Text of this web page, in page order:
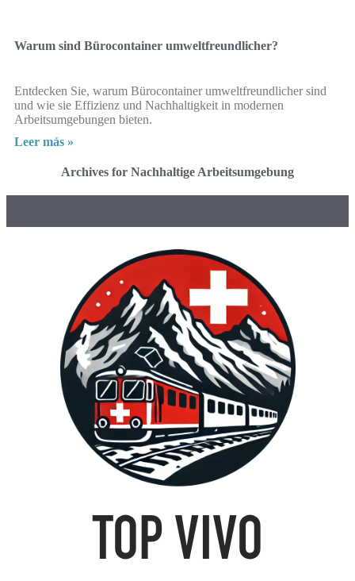
Warum sind Bürocontainer umweltfreundlicher?
Entdecken Sie, warum Bürocontainer umweltfreundlicher sind
und wie sie Effizienz und Nachhaltigkeit in modernen
Arbeitsumgebungen bieten.
Leer más »
Archives for Nachhaltige Arbeitsumgebung